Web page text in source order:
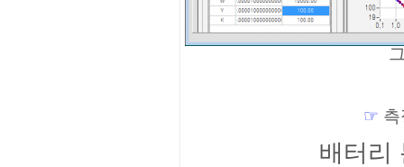
☞
배터리